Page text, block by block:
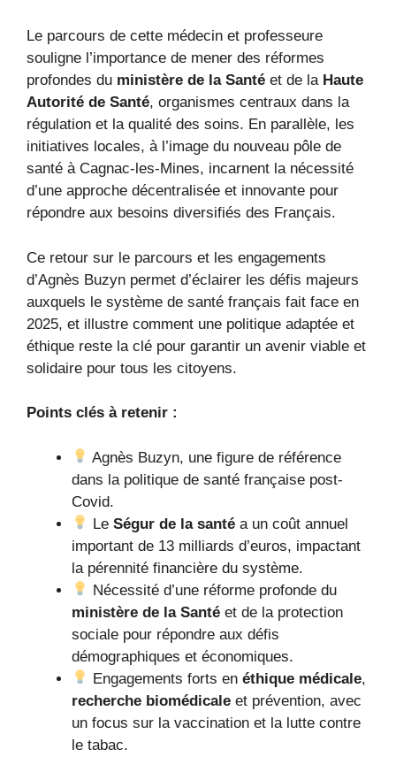
Le parcours de cette médecin et professeure
souligne l’importance de mener des réformes
profondes du ministère de la Santé et de la Haute
Autorité de Santé, organismes centraux dans la
régulation et la qualité des soins. En parallèle, les
initiatives locales, à l’image du nouveau pôle de
santé à Cagnac-les-Mines, incarnent la nécessité
d’une approche décentralisée et innovante pour
répondre aux besoins diversifiés des Français.
Ce retour sur le parcours et les engagements
d’Agnès Buzyn permet d’éclairer les défis majeurs
auxquels le système de santé français fait face en
2025, et illustre comment une politique adaptée et
éthique reste la clé pour garantir un avenir viable et
solidaire pour tous les citoyens.
Points clés à retenir :
Agnès Buzyn, une figure de référence
dans la politique de santé française post-
Covid.
LeSégur de la santé a un coût annuel
important de 13 milliards d’euros, impactant
la pérennité financière du système.
Nécessité d’une réforme profonde du
ministère de la Santé et de la protection
sociale pour répondre aux défis
démographiques et économiques.
Engagements forts enéthique médicale,
recherche biomédicale et prévention, avec
un focus sur la vaccination et la lutte contre
le tabac.